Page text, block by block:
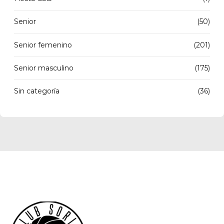
Senior (50)
Senior femenino (201)
Senior masculino (175)
Sin categoría (36)